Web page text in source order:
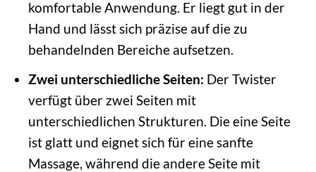
komfortable Anwendung. Er liegt gut in der
Hand und lässt sich präzise auf die zu
behandelnden Bereiche aufsetzen.
Zwei unterschiedliche Seiten: Der Twister
verfügt über zwei Seiten mit
unterschiedlichen Strukturen. Die eine Seite
ist glatt und eignet sich für eine sanfte
Massage, während die andere Seite mit